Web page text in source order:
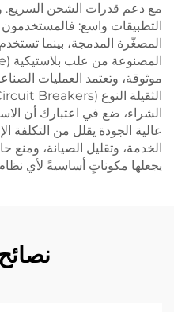
مع دعم قدرات الشحن السريع.
التطبيقات واسع: فالمستخدمون
المصغّرة المدمجة، بينما
موثوقة، وتعتمد العمليات
الشراء، ضع في اعتبارك أن
عالية الجودة يقلل من التكلفة
الخدمة، وتقليل الصيانة، ومنع
يجعلها مكوناتٍ أساسيةً لأي